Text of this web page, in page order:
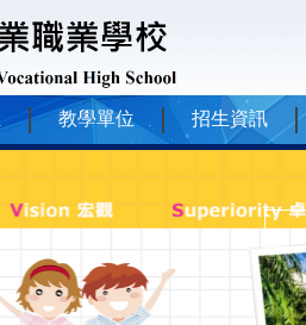
教學單位 招生資訊